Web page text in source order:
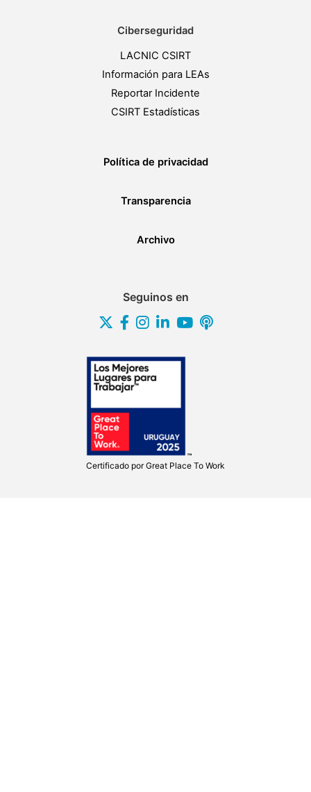
Ciberseguridad
LACNIC CSIRT
Información para LEAs
Reportar Incidente
CSIRT Estadísticas
Política de privacidad
Transparencia
Archivo
Seguinos en
Certificado porGreat Place To Work